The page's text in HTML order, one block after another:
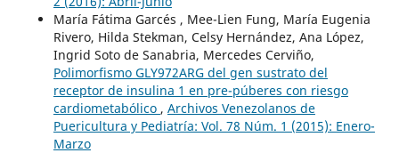
María Fátima Garcés , Mee-Lien Fung, María Eugenia
Rivero, Hilda Stekman, Celsy Hernández, Ana López,
Ingrid Soto de Sanabria, Mercedes Cerviño,
Polimorfismo GLY972ARG del gen sustrato del
receptor de insulina 1 en pre-púberes con riesgo
cardiometabólico , Archivos Venezolanos de
Puericultura y Pediatría: Vol. 78 Núm. 1 (2015): Enero-
Marzo